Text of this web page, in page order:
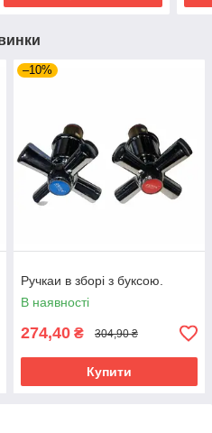
–10%
Ручкаи в зборі з буксою.
В наявності
274,40 ₴ 304,90 ₴
Купити